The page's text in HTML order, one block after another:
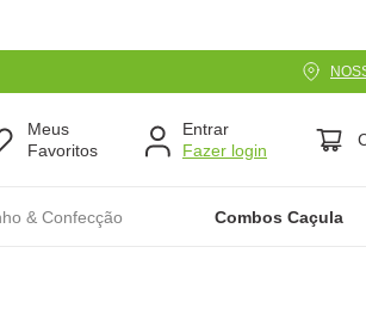
Meus
Favoritos
Entrar
& Confecção Combos Caçula